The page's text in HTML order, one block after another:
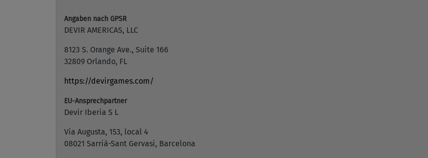
Angaben nach GPSR
DEVIR AMERICAS, LLC
8123 S. Orange Ave., Suite 166
32809 Orlando, FL
https://devirgames.com/
EU-Ansprechpartner
Devir Iberia S L
Via Augusta, 153, local 4
08021 Sarrià-Sant Gervasi, Barcelona